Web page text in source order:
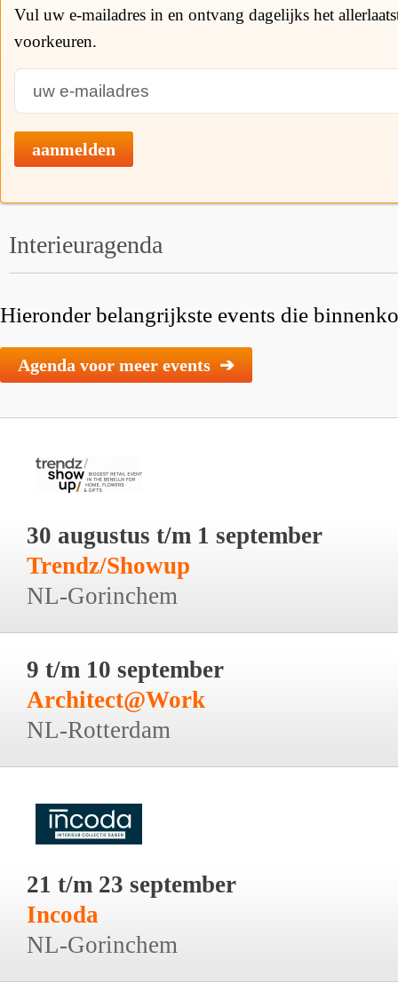
Vul uw e-mailadres in en ontvang dagelijks het
voorkeuren.
aanmelden
Interieuragenda
Hieronder belangrijkste events die
Agenda voor meer events ➔
30 augustus t/m 1 september
Trendz/Showup
NL-Gorinchem
9 t/m 10 september
Architect@Work
NL-Rotterdam
21 t/m 23 september
Incoda
NL-Gorinchem